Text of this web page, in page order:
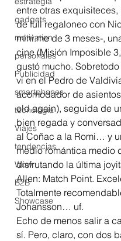
gadgets
motivation
personales
Publicidad
smartphones
tecnología
Viajes
tendencias
Wow
B2B
Showcase
entre otras
de full regaloneo con
mini.me de 3 meses-,
cine (Misión Imposible
gustó mucho.
vi en el Pedro de
acomodador de
old again), seguida de
bien regada y
al Coñac a la Romi… y
medio romántica medio
disfrutando la última
Allen: Match Point.
Totalmente
Johansson… uf.
Echo de menos salir a
sí. Pero, claro, con dos